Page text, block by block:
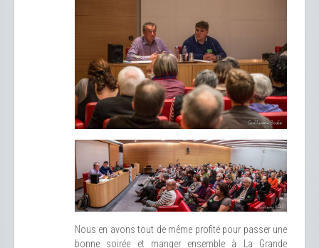
Nous en avons tout de même profité pour passer une
bonne soirée et manger ensemble à La Grande